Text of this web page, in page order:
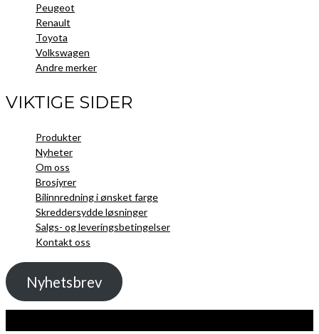
Peugeot
Renault
Toyota
Volkswagen
Andre merker
VIKTIGE SIDER
Produkter
Nyheter
Om oss
Brosjyrer
Bilinnredning i ønsket farge
Skreddersydde løsninger
Salgs- og leveringsbetingelser
Kontakt oss
Nyhetsbrev